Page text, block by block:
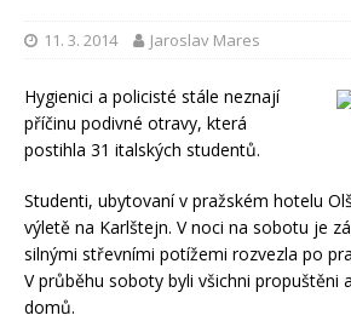
11. 3. 2014 Jaroslav Mares
Hygienici a policisté stále neznají
příčinu podivné otravy, která
postihla 31 italských studentů.
Studenti, ubytovaní v pražském hotelu
výletě na Karlštejn. V noci na sobotu je
silnými střevními potížemi rozvezla po
V průběhu soboty byli všichni propuštěni
domů.